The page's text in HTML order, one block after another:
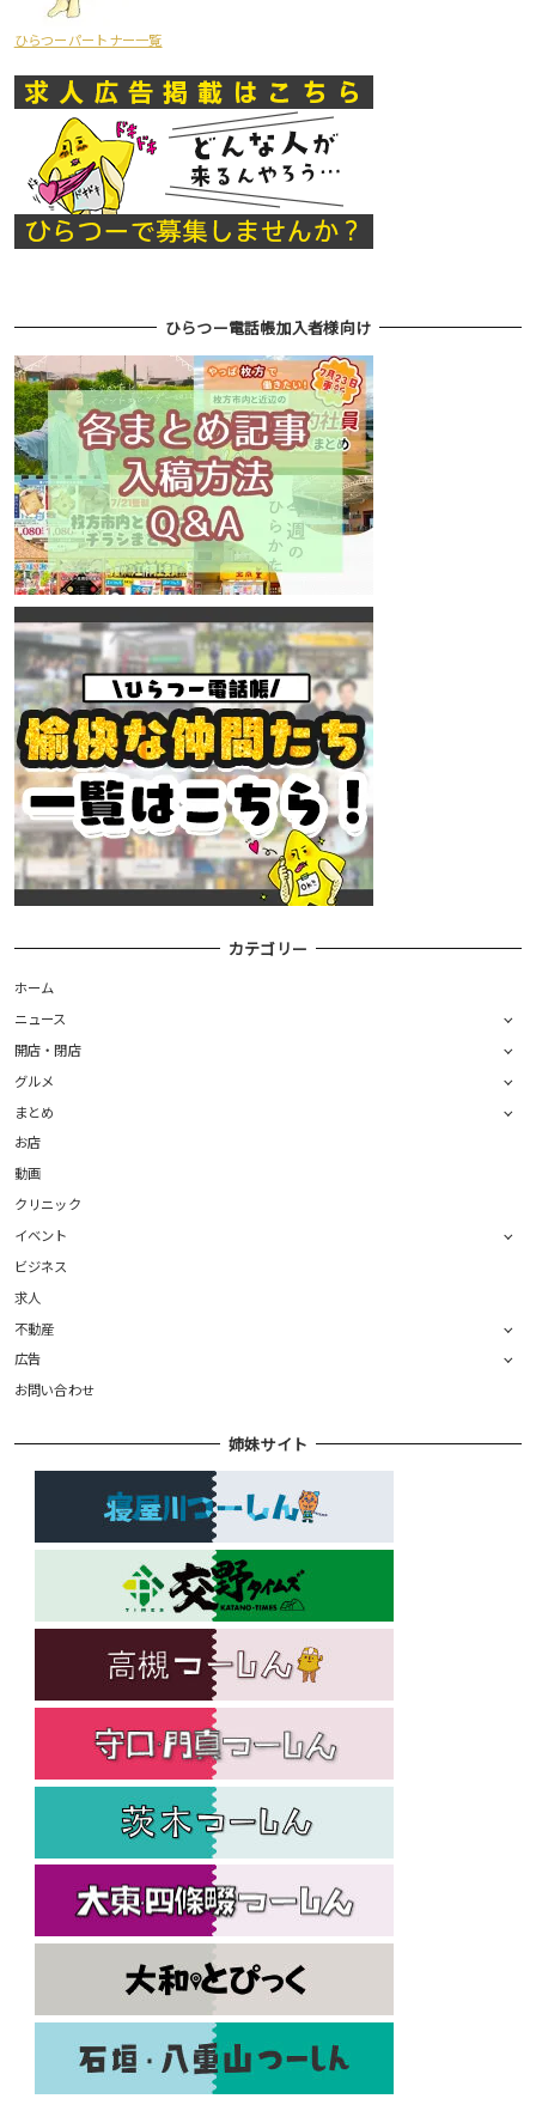
ひらつーパートナー一覧
ひらつー電話帳加入者様向け
カテゴリー
ホーム
ニュース
開店・閉店
グルメ
まとめ
お店
動画
クリニック
イベント
ビジネス
求人
不動産
広告
お問い合わせ
姉妹サイト